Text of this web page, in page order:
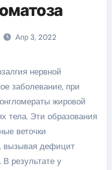
Апр 3, 2022
заболевание, при
жировой
тела. Эти образования
веточки
вызывая дефицит
В результате у